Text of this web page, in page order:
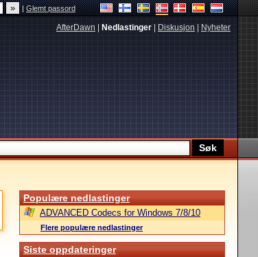
|Glemt passord
AfterDawn Nedlastinger Diskusjon Nyheter
Populære nedlastinger
ADVANCED Codecs for Windows 7/8/10
Flere populære nedlastinger
Siste oppdateringer